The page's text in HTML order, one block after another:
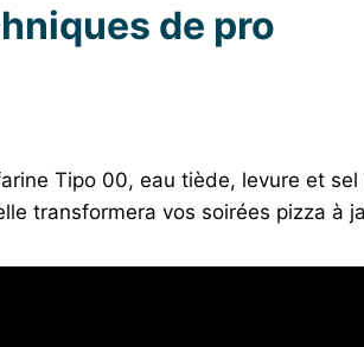
de pro
Tipo 00, eau tiède, levure et sel
transformera vos soirées pizza à